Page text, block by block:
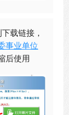
载链接，
事业单位
后使用